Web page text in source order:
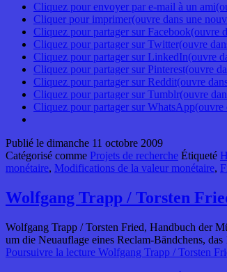
Cliquez pour envoyer par e-mail à un
Cliquer pour imprimer(ouvre dans une
Cliquez pour partager sur Facebook(ouvre
Cliquez pour partager sur Twitter(ouvre
Cliquez pour partager sur LinkedIn(ouvre
Cliquez pour partager sur Pinterest(ouvre
Cliquez pour partager sur Reddit(ouvre
Cliquez pour partager sur Tumblr(ouvre
Cliquez pour partager sur WhatsApp(ouvre
Publié le dimanche 11 octobre 2009
Catégorisé comme Projets de recherche Étiqueté
monétaire, Modifications de la valeur monétaire,
Wolfgang Trapp / Torsten
Wolfgang Trapp / Torsten Fried, Handbuch der
um die Neuauflage eines Reclam-Bändchens,
Poursuivre la lecture Wolfgang Trapp / Torsten